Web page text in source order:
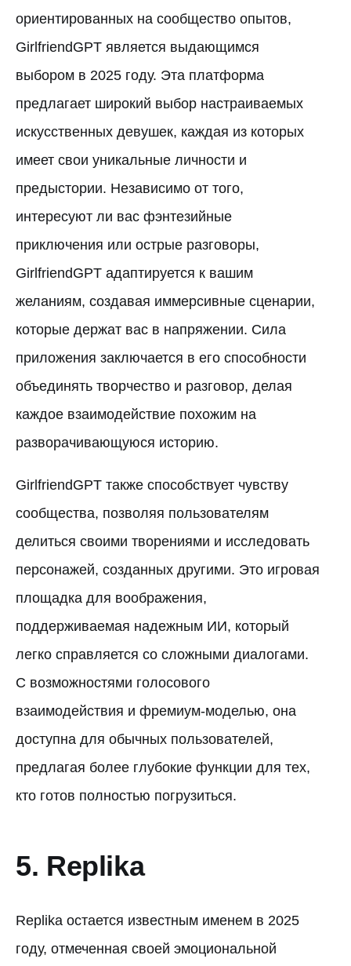
ориентированных на сообщество опытов,
GirlfriendGPT является выдающимся
выбором в 2025 году. Эта платформа
предлагает широкий выбор настраиваемых
искусственных девушек, каждая из которых
имеет свои уникальные личности и
предыстории. Независимо от того,
интересуют ли вас фэнтезийные
приключения или острые разговоры,
GirlfriendGPT адаптируется к вашим
желаниям, создавая иммерсивные сценарии,
которые держат вас в напряжении. Сила
приложения заключается в его способности
объединять творчество и разговор, делая
каждое взаимодействие похожим на
разворачивающуюся историю.
GirlfriendGPT также способствует чувству
сообщества, позволяя пользователям
делиться своими творениями и исследовать
персонажей, созданных другими. Это игровая
площадка для воображения,
поддерживаемая надежным ИИ, который
легко справляется со сложными диалогами.
С возможностями голосового
взаимодействия и фремиум-моделью, она
доступна для обычных пользователей,
предлагая более глубокие функции для тех,
кто готов полностью погрузиться.
5. Replika
Replika остается известным именем в 2025
году, отмеченная своей эмоциональной